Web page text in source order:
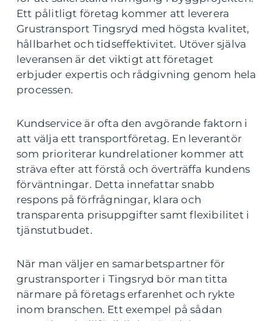
Ett pålitligt företag kommer att leverera
Grustransport Tingsryd med högsta kvalitet,
hållbarhet och tidseffektivitet. Utöver själva
leveransen är det viktigt att företaget
erbjuder expertis och rådgivning genom hela
processen.
Kundservice är ofta den avgörande faktorn i
att välja ett transportföretag. En leverantör
som prioriterar kundrelationer kommer att
sträva efter att förstå och överträffa kundens
förväntningar. Detta innefattar snabb
respons på förfrågningar, klara och
transparenta prisuppgifter samt flexibilitet i
tjänstutbudet.
När man väljer en samarbetspartner för
grustransporter i Tingsryd bör man titta
närmare på företags erfarenhet och rykte
inom branschen. Ett exempel på sådan